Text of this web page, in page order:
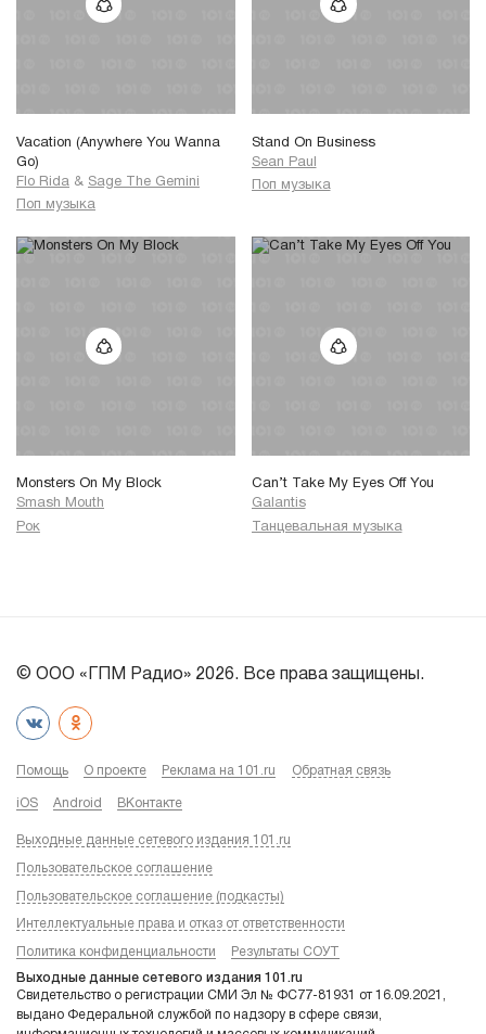
Vacation (Anywhere You Wanna
Go)
Flo Rida & Sage The Gemini
Поп музыка
Stand On Business
Sean Paul
Поп музыка
Monsters On My Block
Smash Mouth
Рок
Can’t Take My Eyes Off You
Galantis
Танцевальная музыка
© ООО «ГПМ Радио» 2026. Все права защищены.
Помощь О проекте Реклама на 101.ru Обратная связь
iOS Android ВКонтакте
Выходные данные сетевого издания 101.ru
Пользовательское соглашение
Пользовательское соглашение (подкасты)
Интеллектуальные права и отказ от ответственности
Политика конфиденциальности Результаты СОУТ
Выходные данные сетевого издания 101.ru
Свидетельство о регистрации СМИ Эл № ФС77-81931 от 16.09.2021,
выдано Федеральной службой по надзору в сфере связи,